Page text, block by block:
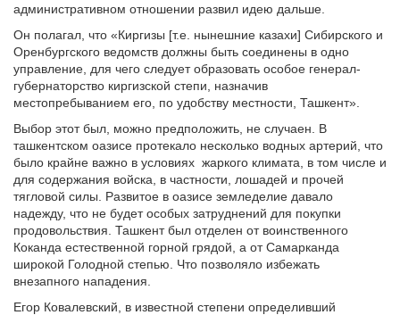
административном отношении развил идею дальше.
Он полагал, что «Киргизы [т.е. нынешние казахи] Сибирского и
Оренбургского ведомств должны быть соединены в одно
управление, для чего следует образовать особое генерал-
губернаторство киргизской степи, назначив
местопребыванием его, по удобству местности, Ташкент».
Выбор этот был, можно предположить, не случаен. В
ташкентском оазисе протекало несколько водных артерий, что
было крайне важно в условиях жаркого климата, в том числе и
для содержания войска, в частности, лошадей и прочей
тягловой силы. Развитое в оазисе земледелие давало
надежду, что не будет особых затруднений для покупки
продовольствия. Ташкент был отделен от воинственного
Коканда естественной горной грядой, а от Самарканда
широкой Голодной степью. Что позволяло избежать
внезапного нападения.
Егор Ковалевский, в известной степени определивший